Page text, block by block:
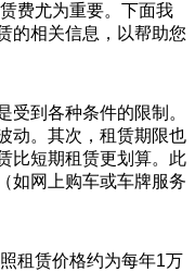
费尤为重要。下面我
的相关信息，以帮助您
受到各种条件的限制。
动。其次，租赁期限也
比短期租赁更划算。此
如网上购车或车牌服务
租赁价格约为每年1万